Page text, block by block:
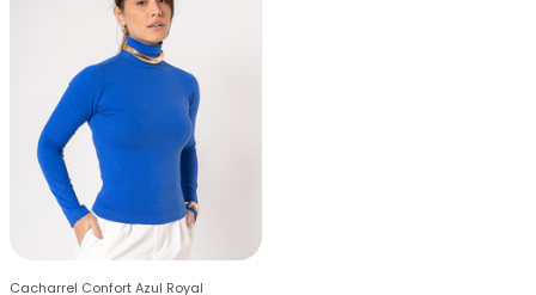
Cacharrel Confort Azul Royal